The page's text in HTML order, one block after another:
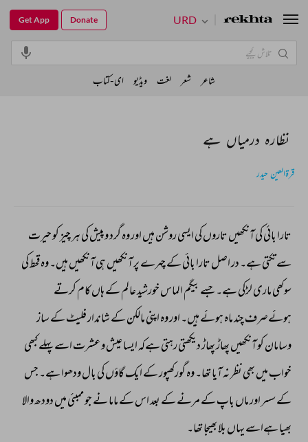
نظارہ درمیاں ہے
قرۃالعین حیدر
تارا بائی کی آنکھیں تاروں کی ایسی روشن ہیں اور وہ گرد وپیش کی ہر چیز کو حیرت
سے تکتی ہے۔ در اصل تارا بائی کے چہرے پر آنکھیں ہی آنکھیں ہیں۔ وہ قحط کی
سوکھی ماری لڑکی ہے۔ جسے بیگم الماس خورشید عالم کے ہاں کام کرتے
ہوئےصرف چند ماہ ہوئے ہیں۔ اور وہ اپنی مالکن کے شاندار فلیٹ کے ساز
وسامان کو آنکھیں پھاڑ پھاڑ دیکھتی رہتی ہےکہ ایسا عیش و عشرت اسے پہلے کبھی
خواب میں بھی نظر نہ آیا تھا۔ وہ گورکھپور کے ایک گاؤں کی بال ودھوا ہے۔ جس
کے سسر اور ماں باپ کے مرنے کے بعد اس کے ماما نے جو ممبئی میں دودھ والا
بھیا ہےاسے یہاں بلا بھیجا تھا۔
URD
Get App Donate
شاعر شعر لغت ویڈیو ای-کتاب